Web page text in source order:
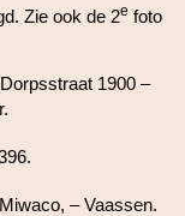
Zie ook de 2e foto
1900 –
– Vaassen.